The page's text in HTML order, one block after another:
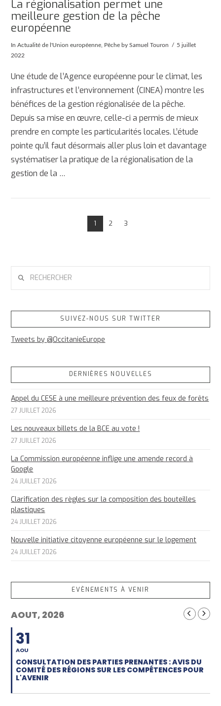
La régionalisation permet une
meilleure gestion de la pêche
européenne
InActualité de l'Union européenne Pêche by Samuel Touron
5 juillet
2022
Une étude de l’Agence européenne pour le climat, les
infrastructures et l’environnement (CINEA) montre les
bénéfices de la gestion régionalisée de la pêche.
Depuis sa mise en œuvre, celle-ci a permis de mieux
prendre en compte les particularités locales. L’étude
pointe qu’il faut désormais aller plus loin et davantage
systématiser la pratique de la régionalisation de la
gestion de la …
1 2 3
SUIVEZ-NOUS SUR TWITTER
Tweets by @OccitanieEurope
DERNIÈRES NOUVELLES
Appel du CESE à une meilleure prévention des feux de forêts
27 JUILLET 2026
Les nouveaux billets de la BCE au vote !
27 JUILLET 2026
La Commission européenne inflige une amende record à
Google
24 JUILLET 2026
Clarification des règles sur la composition des bouteilles
plastiques
24 JUILLET 2026
Nouvelle initiative citoyenne européenne sur le logement
24 JUILLET 2026
EVÈNEMENTS À VENIR
AOUT, 2026
31
AOU
CONSULTATION DES PARTIES PRENANTES : AVIS DU
COMITÉ DES RÉGIONS SUR LES COMPÉTENCES POUR
L'AVENIR